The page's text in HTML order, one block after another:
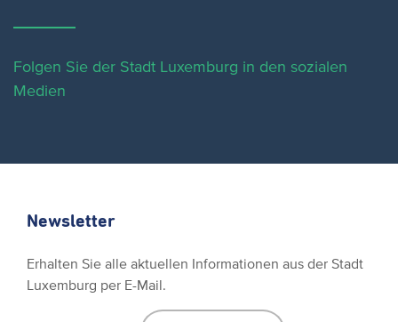
Folgen Sie der Stadt Luxemburg in den sozialen
Medien
Newsletter
Erhalten Sie alle aktuellen Informationen aus der Stadt
Luxemburg per E-Mail.